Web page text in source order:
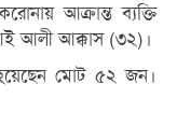
আক্রান্ত ব্যক্তি
আলী আক্কাস (৩২)।
মোট ৫২ জন।